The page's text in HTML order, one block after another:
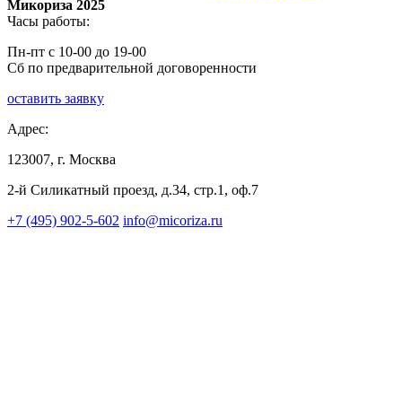
Микориза 2025
Часы работы:
Пн-пт с 10-00 до 19-00
Сб по предварительной договоренности
оставить заявку
Адрес:
123007, г. Москва
2-й Силикатный проезд, д.34, стр.1, оф.7
+7 (495) 902-5-602 info@micoriza.ru